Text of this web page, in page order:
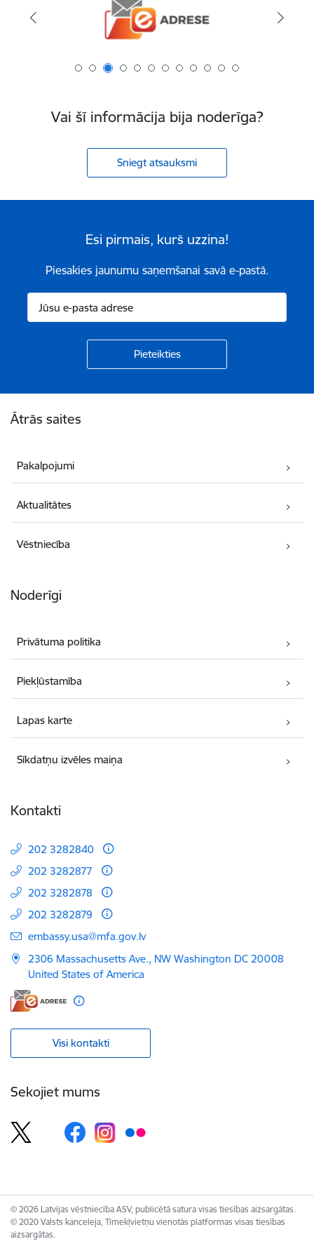
Vai šī informācija bija noderīga?
Sniegt atsauksmi
Esi pirmais, kurš uzzina!
Piesakies jaunumu saņemšanai savā e-pastā.
Ātrās saites
Pakalpojumi
Aktualitātes
Vēstniecība
Noderīgi
Privātuma politika
Piekļūstamība
Lapas karte
Sīkdatņu izvēles maiņa
Kontakti
202 3282840
202 3282877
202 3282878
202 3282879
E-pasts:
embassy.usa@mfa.gov.lv
2306 Massachusetts Ave., NW Washington DC 20008
United States of America
Visi kontakti
Sekojiet mums
© 2026 Latvijas vēstniecība ASV, publicētā satura visas tiesības aizsargātas.
© 2020 Valsts kanceleja, Tīmekļvietņu vienotās platformas visas tiesības
aizsargātas.